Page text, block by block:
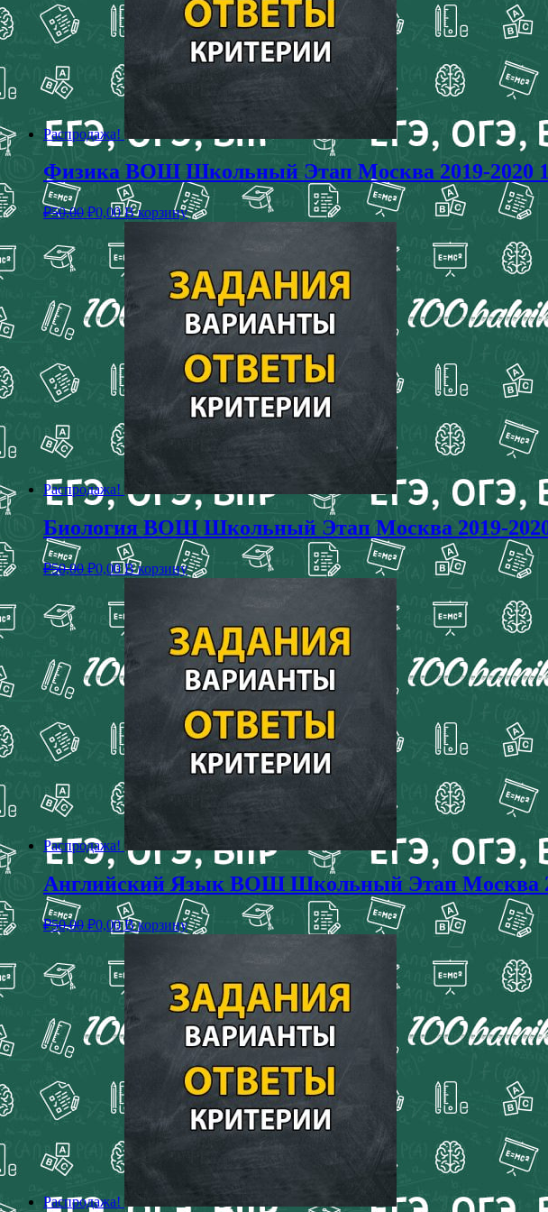
Распродажа!
Физика ВОШ Школьный Этап Москва 2019-2020
₽50,00 ₽0,00 В корзину
Распродажа!
Биология ВОШ Школьный Этап Москва 2019-2020
₽50,00 ₽0,00 В корзину
Распродажа!
Английский Язык ВОШ Школьный Этап Москва
₽50,00 ₽0,00 В корзину
Распродажа!